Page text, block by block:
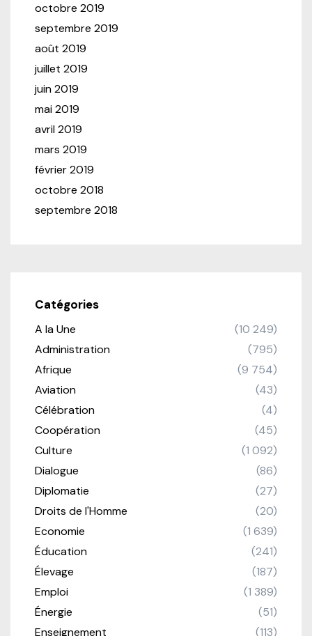
octobre 2019
septembre 2019
août 2019
juillet 2019
juin 2019
mai 2019
avril 2019
mars 2019
février 2019
octobre 2018
septembre 2018
Catégories
A la Une
(10 249)
Administration
(795)
Afrique
(9 754)
Aviation
(43)
Célébration
(4)
Coopération
(45)
Culture
(1 092)
Dialogue
(86)
Diplomatie
(27)
Droits de l'Homme
(20)
Economie
(1 639)
Éducation
(241)
Élevage
(187)
Emploi
(1 389)
Énergie
(51)
Enseignement
(113)